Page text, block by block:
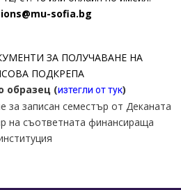
sofia.bg
ЗА ПОЛУЧАВАНЕ НА
ПОДКРЕПА
образец (изтегли от тук)
за записан семестър от Деканата
на съответната финансираща